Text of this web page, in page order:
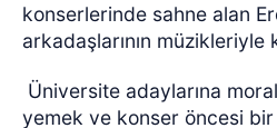
konserlerinde sahne alan
arkadaşlarının
Üniversite adaylarına
yemek ve konser öncesi